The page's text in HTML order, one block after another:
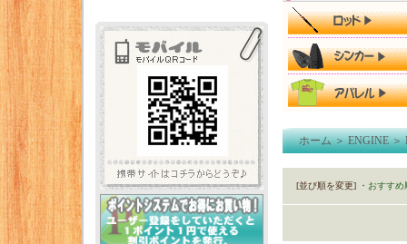
ホーム＞ENGINE＞
[並び順を変更] ・おすすめ